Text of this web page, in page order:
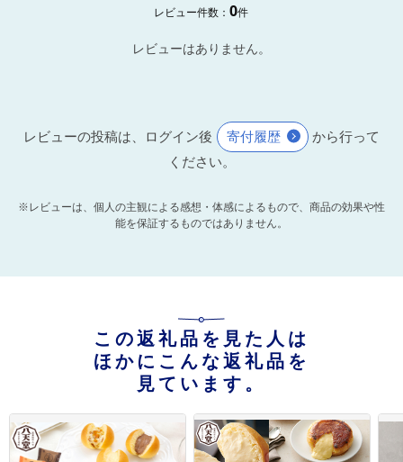
レビュー件数：0件
レビューはありません。
レビューの投稿は、ログイン後 寄付履歴
から行って
ください。
※レビューは、個人の主観による感想・体感によるもので、商品の効果や性
能を保証するものではありません。
この返礼品を見た人は
ほかにこんな返礼品を
見ています。